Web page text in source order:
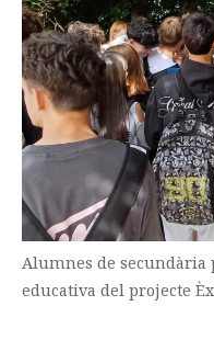
Alumnes de
educativa del projecte